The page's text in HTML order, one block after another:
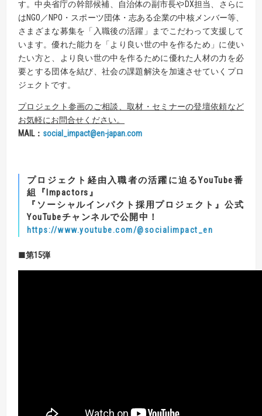
す。中央省庁の幹部候補、自治体の副市長やDX担当、さらに
はNGO／NPO・スポーツ団体・志ある企業の中核メンバー等、
さまざまな募集を「入職後の活躍」までこだわって支援して
います。優れた能力を「より良い世の中を作るため」に使い
たい方と、より良い世の中を作るために優れた人材の力を必
要とする団体を結び、社会の課題解決を加速させていくプロ
ジェクトです。
プロジェクト参画のご相談、取材・セミナーの登壇依頼など
お気軽にお問合せください。
MAIL： social_impact@en-japan.com
プロジェクト経由入職者の活躍に迫るYouTube番
組『Impactors』
『ソーシャルインパクト採用プロジェクト』公式
YouTubeチャンネルで公開中！
https://www.youtube.com/@socialimpact_en
■第15弾